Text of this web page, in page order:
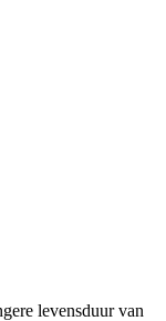
levensduur van